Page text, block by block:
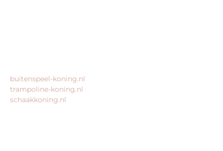
buitenspeel-koning.nl
trampoline-koning.nl
schaakkoning.nl